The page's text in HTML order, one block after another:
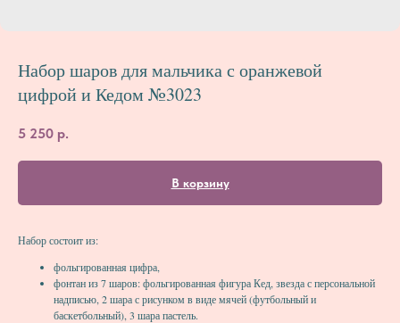
Набор шаров для мальчика с оранжевой
цифрой и Кедом №3023
5 250 р.
В корзину
Набор состоит из:
фольгированная цифра,
фонтан из 7 шаров: фольгированная фигура Кед, звезда с персональной
надписью, 2 шара с рисунком в виде мячей (футбольный и
баскетбольный), 3 шара пастель.